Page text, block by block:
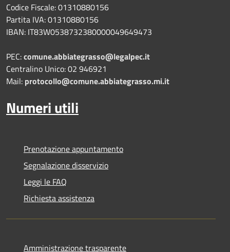
Codice Fiscale: 01310880156
Partita IVA: 01310880156
IBAN: IT83W0538732380000049649473
PEC:comune.abbiategrasso@legalpec.it
Centralino Unico: 02 946921
Mail: protocollo@comune.abbiategrasso.mi.it
Numeri utili
Prenotazione appuntamento
Segnalazione disservizio
Leggi le FAQ
Richiesta assistenza
Amministrazione trasparente